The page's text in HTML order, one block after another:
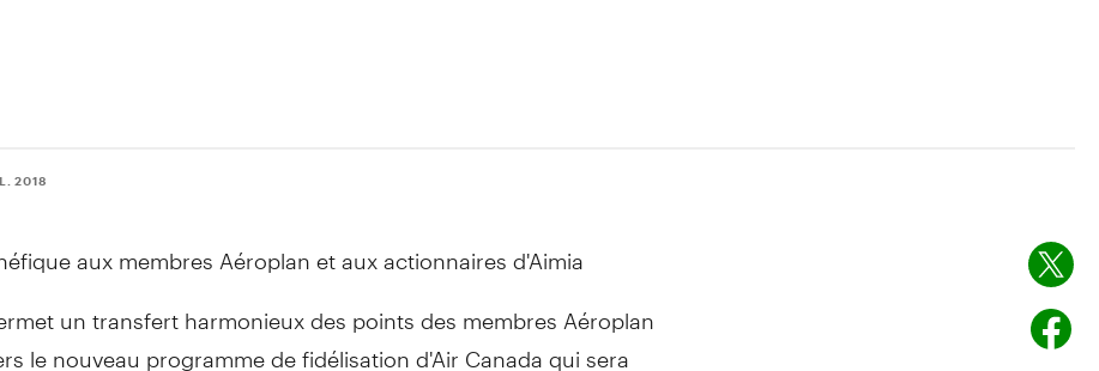
2018
aux membres Aéroplan et aux actionnaires d'Aimia
un transfert harmonieux des points des membres Aéroplan
le nouveau programme de fidélisation d'Air Canada qui sera